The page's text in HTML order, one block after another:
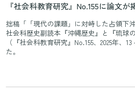
『社会科教育研究』No.155に論文が
拙稿「「現代の課題」に対峙した占領下
社会科歴史副読本『沖縄歴史』と『琉球
（『社会科教育研究』No.155、2025年、
た。